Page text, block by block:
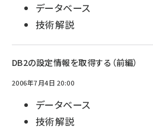
データベース
技術解説
DB2の設定情報を取得する（前編）
2006年7月4日 20:00
データベース
技術解説